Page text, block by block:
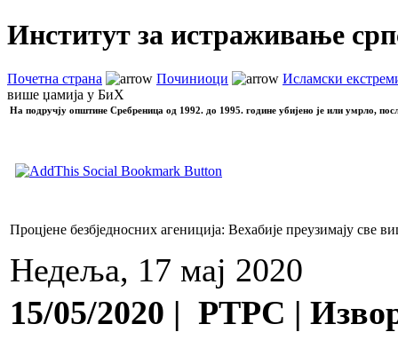
Институт за истраживање
Почетна страна Починиоци
Исламски
више џамија у БиХ
На подручју општине Сребреница од 1992. до 1995. године убијено је или умрло,
Процјене безбједносних агениција: Вехабије преузимају све
Недеља, 17 мај 2020
15/05/2020 | РТРС |